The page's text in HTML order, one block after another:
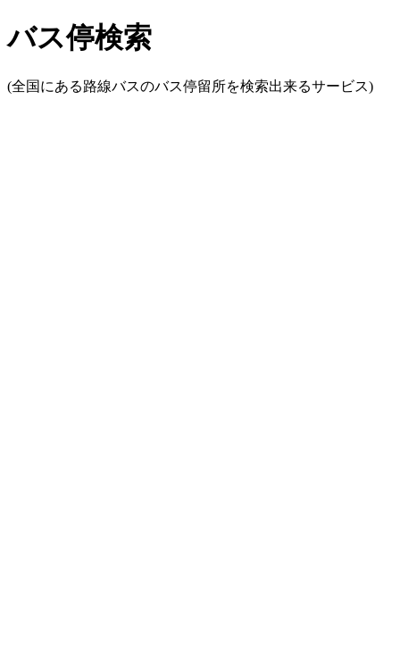
バス停検索
(全国にある路線バスのバス停留所を検索出来るサービス)